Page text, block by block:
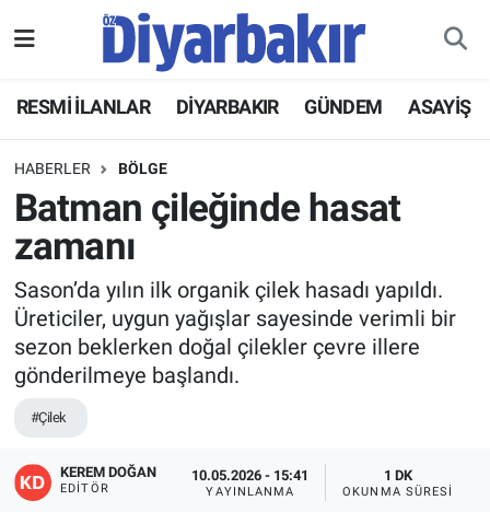
RESMİ İLANLAR DİYARBAKIR GÜNDEM ASAYİŞ
HABERLER BÖLGE
Batman çileğinde hasat
zamanı
Sason’da yılın ilk organik çilek hasadı yapıldı.
Üreticiler, uygun yağışlar sayesinde verimli bir
sezon beklerken doğal çilekler çevre illere
gönderilmeye başlandı.
#Çilek
KEREM DOĞAN
EDITÖR
10.05.2026 - 15:41
YAYINLANMA
1 DK
OKUNMA SÜRESI
ASAYİŞ
DİYARBAKIR
EKONOMİ
GÜNDEM
BÖLGE
DÜNYA
KÜLTÜR SANAT
Hava Durumu
Namaz Vakitleri
Trafik Durumu
Süper Lig Puan Durumu ve Fikstür
Tüm Manşetler
Son Dakika Haberleri
Haber Arşivi